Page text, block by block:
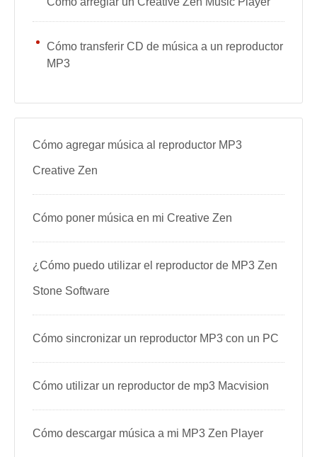
Cómo transferir CD de música a un reproductor
MP3
Cómo agregar música al reproductor MP3
Creative Zen
Cómo poner música en mi Creative Zen
¿Cómo puedo utilizar el reproductor de MP3 Zen
Stone Software
Cómo sincronizar un reproductor MP3 con un PC
Cómo utilizar un reproductor de mp3 Macvision
Cómo descargar música a mi MP3 Zen Player